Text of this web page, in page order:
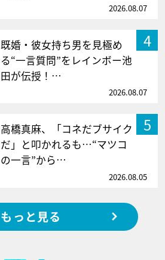
2026.08.07
4
既婚・彼女持ち男を見極め
る“一言質問”をレインボー池
田が伝授！…
2026.08.07
5
高橋真麻、「コネだブサイク
だ」と叩かれるも…“マツコ
の一言”から…
2026.08.05
もっと見る